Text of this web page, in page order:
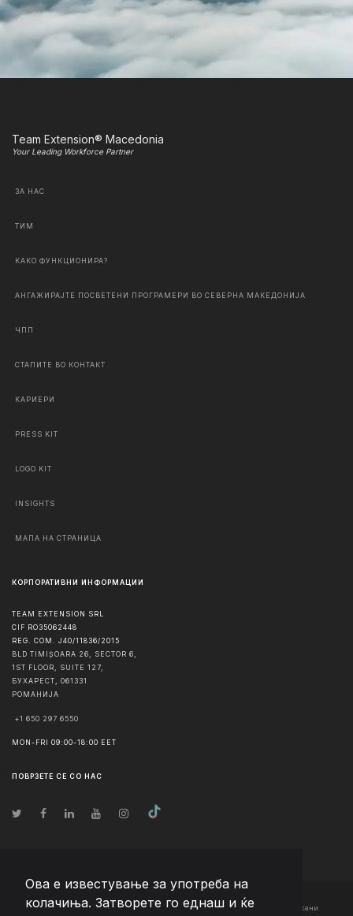
Ова е известување за употреба на
колачиња. Затворете го еднаш и ќе
Team Extension® Macedonia
Your Leading Workforce Partner
ЗА НАС
ТИМ
КАКО ФУНКЦИОНИРА?
АНГАЖИРАЈТЕ ПОСВЕТЕНИ ПРОГРАМЕРИ ВО СЕВЕРНА МАКЕДОНИЈА
ЧПП
СТАПИТЕ ВО КОНТАКТ
КАРИЕРИ
PRESS KIT
LOGO KIT
INSIGHTS
МАПА НА СТРАНИЦА
КОРПОРАТИВНИ ИНФОРМАЦИИ
TEAM EXTENSION SRL
CIF RO35062448
REG. COM. J40/11836/2015
BLD TIMIȘOARA 26, SECTOR 6,
1ST FLOOR, SUITE 127,
БУХАРЕСТ
061331
РОМАНИЈА
+1 650 297 6550
MON-FRI 09:00-18:00 EET
ПОВРЗЕТЕ СЕ СО НАС
© Авторско право2026 Team Extension Macedonia - Сите права задржани